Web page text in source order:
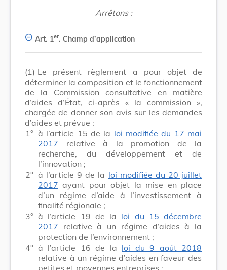
Arrêtons :
Art. 1er. Champ d’application
(1) Le présent règlement a pour objet de
déterminer la composition et le fonctionnement
de la Commission consultative en matière
d’aides d’État, ci-après « la commission »,
chargée de donner son avis sur les demandes
d’aides et prévue :
1° à l’article 15 de la loi modifiée du 17 mai
2017 relative à la promotion de la
recherche, du développement et de
l’innovation ;
2° à l’article 9 de la loi modifiée du 20 juillet
2017 ayant pour objet la mise en place
d’un régime d’aide à l’investissement à
finalité régionale ;
3° à l’article 19 de la loi du 15 décembre
2017 relative à un régime d’aides à la
protection de l’environnement ;
4° à l’article 16 de la loi du 9 août 2018
relative à un régime d’aides en faveur des
petites et moyennes entreprises ;